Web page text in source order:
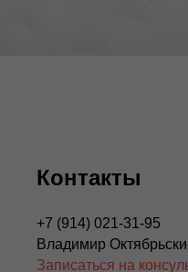
Контакты
+7 (914) 021-31-95
Владимир
Записаться на